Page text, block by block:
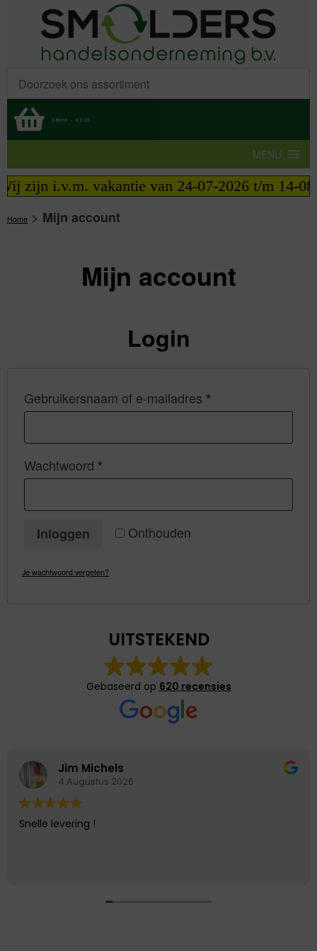
0 items - € 0,00
MENU
i.v.m. vakantie van 24-07-2026 t/m 14-08-
Home > Mijn account
Mijn account
Login
Gebruikersnaam of e-mailadres *
Wachtwoord *
Onthouden
Inloggen
Je wachtwoord vergeten?
UITSTEKEND
Gebaseerd op 620 recensies
Jim Michels
4 Augustus 2026
Snelle levering !